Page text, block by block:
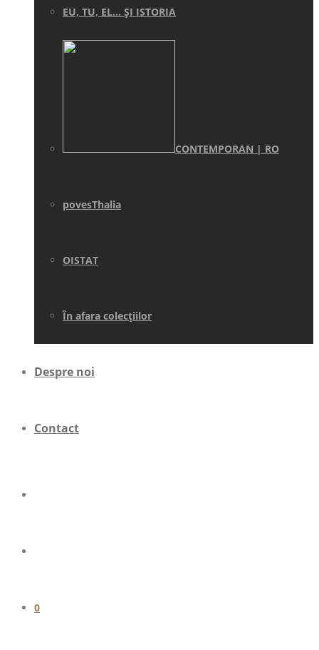
EU, TU, EL… ŞI ISTORIA
CONTEMPORAN | RO
povesThalia
OISTAT
În afara colecţiilor
Despre noi
Contact
0